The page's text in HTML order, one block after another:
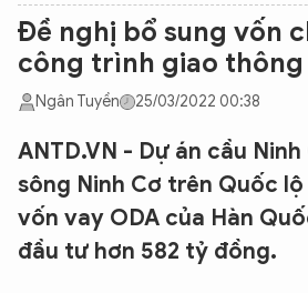
Đề nghị bổ sung vốn
công trình giao thông
Ngân Tuyền 25/03/2022 00:38
ANTD.VN - Dự án cầu
sông Ninh Cơ trên Quốc lộ
vốn vay ODA của Hàn
đầu tư hơn 582 tỷ đồng.